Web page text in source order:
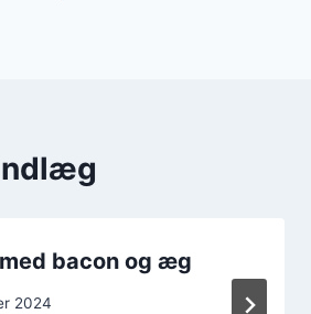
bacon og æg
2024